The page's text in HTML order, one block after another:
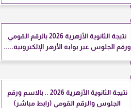
نتيجة الثانوية الأزهرية 2026 بالرقم القومي
ورقم الجلوس عبر بوابة الأزهر الإلكترونية.....
نتيجة الثانوية الأزهرية 2026 .. بالاسم ورقم
الجلوس والرقم القومي (رابط مباشر)